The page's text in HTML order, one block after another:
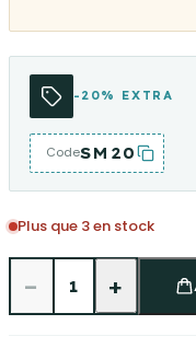
-20% EXTRA
CodeSM20
Plus que 3 en stock
− 1 +